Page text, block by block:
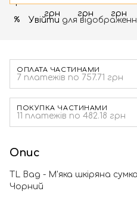
% Увійти для
ОПЛАТА ЧАСТИНАМИ
7 платежів по 757.71 грн
ПОКУПКА ЧАСТИНАМИ
11 платежів по 482.18 грн
Опис
TL Bag - М'яка шкіряна
Чорний